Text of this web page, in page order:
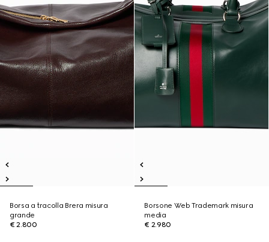
Borsa a tracolla Brera misura
grande
€ 2.800
Borsone Web Trademark misura
media
€ 2.980